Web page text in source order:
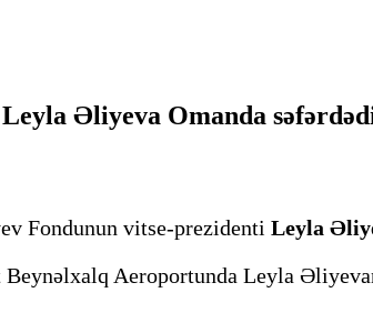
Əliyeva Omanda
Fondunun vitse-prezidenti Leyla
Aeroportunda Leyla